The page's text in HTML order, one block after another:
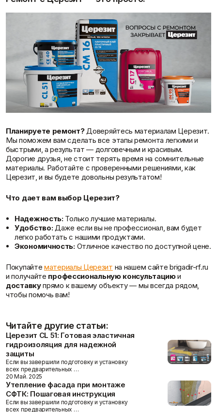
Планируете ремонт?Доверяйтесь материалам Церезит.
Мы поможем вам сделать все этапы ремонта легкими и
быстрыми, а результат — долговечным и красивым.
Дорогие друзья, не стоит терять время на сомнительные
материалы. Работайте с проверенными решениями, как
Церезит, и вы будете довольны результатом!
Что дает вам выбор Церезит?
Надежность:Только лучшие материалы.
Удобство:Даже если вы не профессионал, вам будет
легко работать с нашими продуктами.
Экономичность:Отличное качество по доступной цене.
Покупайте материалы Церезит на нашем сайте brigadir-rf.ru
и получайте профессиональную консультациюи
доставкупрямо к вашему объекту — мы всегда рядом,
чтобы помочь вам!
Читайте другие статьи:
Церезит CL 51: Готовая эластичная
гидроизоляция для надежной
защиты
Если вы завершили подготовку и установку
всех предварительных …
20 Май. 2025
Утепление фасада при монтаже
СФТК: Пошаговая инструкция
Если вы завершили подготовку и установку
всех предварительных …